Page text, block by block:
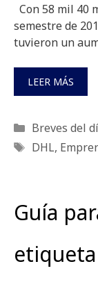
Con 58 mil 40
semestre de
tuvieron un
LEER MÁS
Categorías
Breves del
Etiquetas
DHL,
Guía